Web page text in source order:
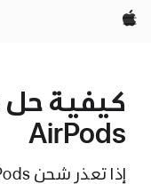
Apple‏
كيفية
AirPods